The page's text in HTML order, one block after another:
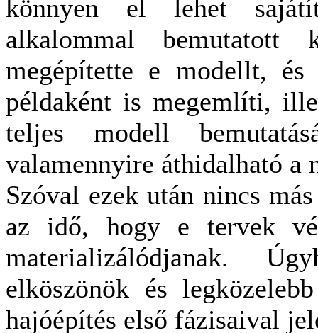
könnyen el lehet
alkalommal
megépítette e modellt, és
példaként is megemlíti,
teljes modell
valamennyire áthidalható a
Szóval ezek után nincs
az idő, hogy e tervek
materializálódjanak.
elköszönök és
hajóépítés első fázisaival